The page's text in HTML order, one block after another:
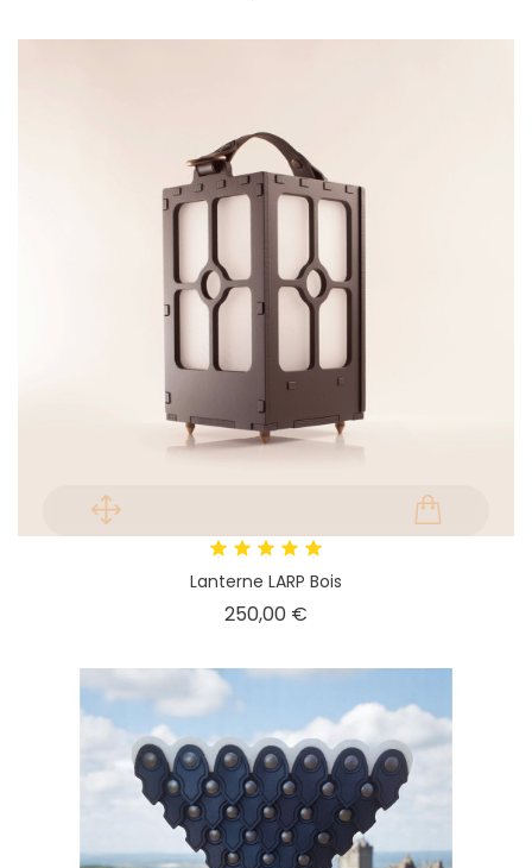
Lanterne LARP Bois
250,00 €